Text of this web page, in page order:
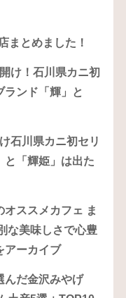
まとめました！
け！石川県カニ初
ランド「輝」と
石川県カニ初セリ
と「輝姫」は出た
オススメカフェ ま
な美味しさで心豊
アーカイブ
んだ金沢みやげ